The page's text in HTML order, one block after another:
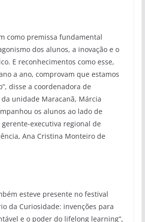
como premissa fundamental
dos alunos, a inovação e o
E reconhecimentos como esse,
a ano, comprovam que estamos
disse a coordenadora de
da unidade Maracanã, Márcia
os alunos ao lado de
executiva regional de
Ana Cristina Monteiro de
esteve presente no festival
da Curiosidade: invenções para
e o poder do lifelong learning”,